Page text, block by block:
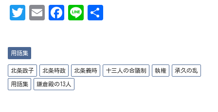
T
it
te
r
Em
Fa
Li
用語集
北条政子 北条時政 北条義時 十三人の合議制 執権 承久の乱
用語集 鎌倉殿の13人